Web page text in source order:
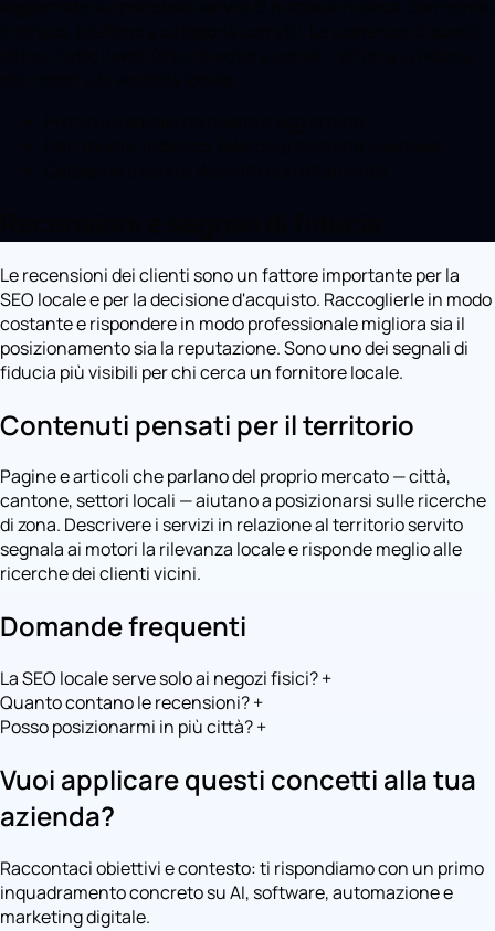
Le recensioni dei clienti sono un fattore importante per la
SEO locale e per la decisione d'acquisto. Raccoglierle in modo
costante e rispondere in modo professionale migliora sia il
posizionamento sia la reputazione. Sono uno dei segnali di
fiducia più visibili per chi cerca un fornitore locale.
Contenuti pensati per il territorio
Pagine e articoli che parlano del proprio mercato — città,
cantone, settori locali — aiutano a posizionarsi sulle ricerche
di zona. Descrivere i servizi in relazione al territorio servito
segnala ai motori la rilevanza locale e risponde meglio alle
ricerche dei clienti vicini.
Domande frequenti
La SEO locale serve solo ai negozi fisici?+
Quanto contano le recensioni?+
Posso posizionarmi in più città?+
Vuoi applicare questi concetti alla tua
azienda?
Raccontaci obiettivi e contesto: ti rispondiamo con un primo
inquadramento concreto su AI, software, automazione e
marketing digitale.